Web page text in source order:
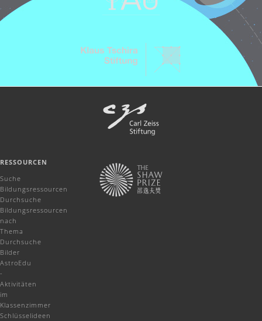
RESSOURCEN
Suche
Bildungsressourcen
Durchsuche
Bildungsressourcen
nach
Thema
Durchsuche
Bilder
AstroEdu
-
Aktivitäten
im
Klassenzimmer
Schlüsselideen